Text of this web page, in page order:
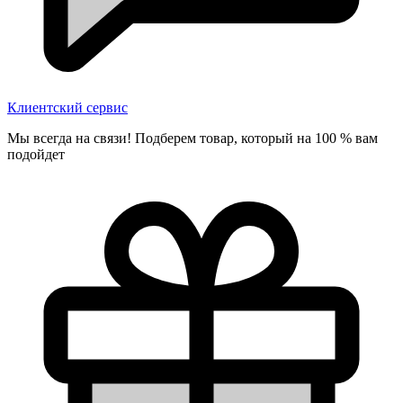
Клиентский сервис
Мы всегда на связи! Подберем товар, который на 100 % вам
подойдет